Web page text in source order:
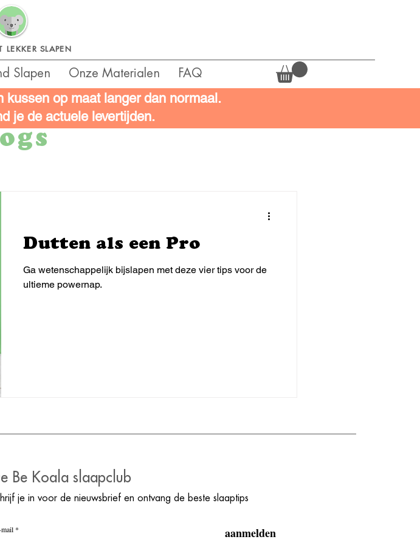
LEKKER SLAPEN
Slapen Onze Materialen FAQ
Dutten als een Pro
Ga wetenschappelijk bijslapen met deze vier tips voor de
ultieme powernap.
kussen op maat langer dan normaal.
je de actuele levertijden.
Be Koala slaapclub
je in voor de nieuwsbrief en ontvang de beste slaaptips
aanmelden